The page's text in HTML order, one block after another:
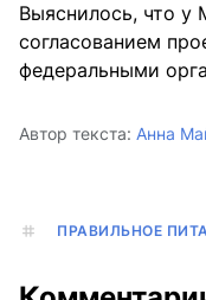
Выяснилось, что у
согласованием
федеральными
Автор текста: Анна
ПРАВИЛЬНОЕ